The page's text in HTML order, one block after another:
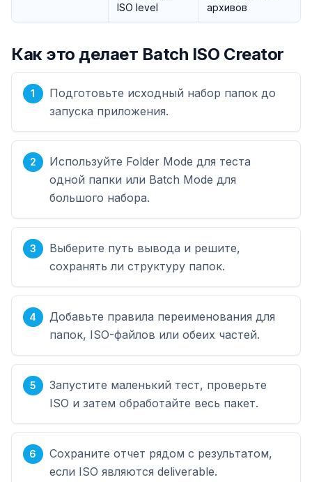
ISO level
архивов
Как это делает Batch ISO Creator
Подготовьте исходный набор папок до
запуска приложения.
Используйте Folder Mode для теста
одной папки или Batch Mode для
большого набора.
Выберите путь вывода и решите,
сохранять ли структуру папок.
Добавьте правила переименования для
папок, ISO-файлов или обеих частей.
Запустите маленький тест, проверьте
ISO и затем обработайте весь пакет.
Сохраните отчет рядом с результатом,
если ISO являются deliverable.